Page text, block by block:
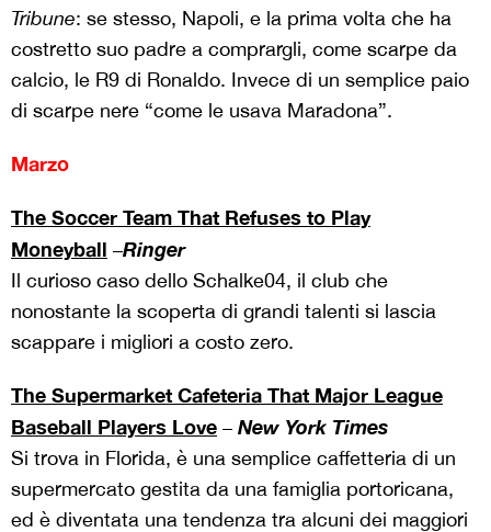
Tribune: se stesso, Napoli, e la prima volta che ha
costretto suo padre a comprargli, come scarpe da
calcio, le R9 di Ronaldo. Invece di un semplice paio
di scarpe nere “come le usava Maradona”.
Marzo
The Soccer Team That Refuses to Play
Moneyball –Ringer
Il curioso caso dello Schalke04, il club che
nonostante la scoperta di grandi talenti si lascia
scappare i migliori a costo zero.
The Supermarket Cafeteria That Major League
Baseball Players Love – New York Times
Si trova in Florida, è una semplice caffetteria di un
supermercato gestita da una famiglia portoricana,
ed è diventata una tendenza tra alcuni dei maggiori